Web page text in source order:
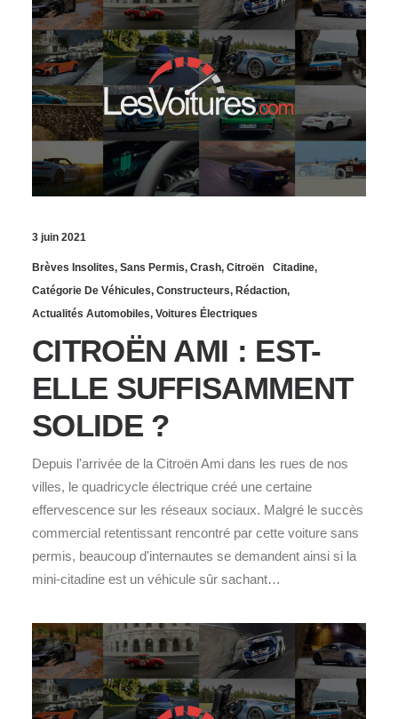
3 juin 2021
Brèves Insolites, Sans Permis, Crash, Citroën Citadine,
Catégorie De Véhicules, Constructeurs, Rédaction,
Actualités Automobiles, Voitures Électriques
CITROËN AMI : EST-
ELLE SUFFISAMMENT
SOLIDE ?
Depuis l'arrivée de la Citroën Ami dans les rues de nos
villes, le quadricycle électrique créé une certaine
effervescence sur les réseaux sociaux. Malgré le succès
commercial retentissant rencontré par cette voiture sans
permis, beaucoup d'internautes se demandent ainsi si la
mini-citadine est un véhicule sûr sachant…